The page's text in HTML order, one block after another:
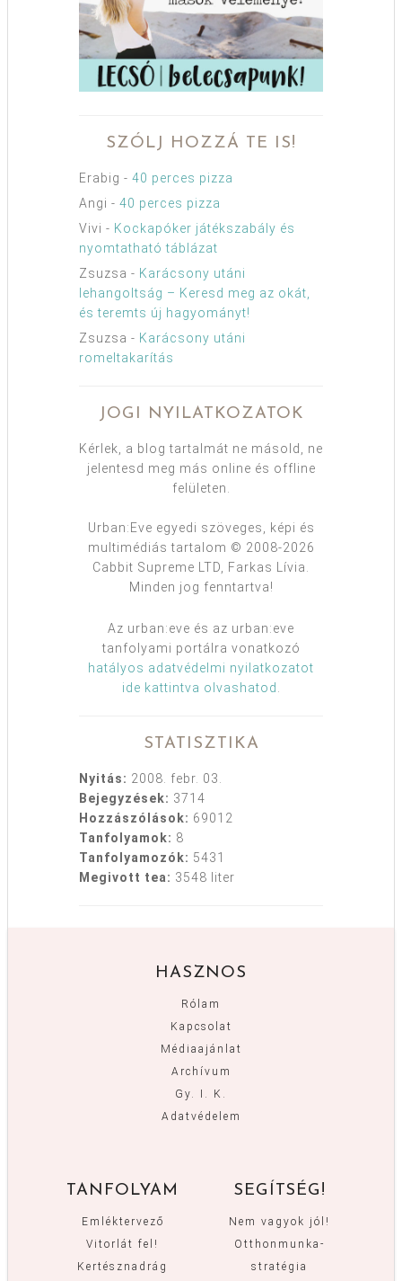
SZÓLJ HOZZÁ TE IS!
Erabig - 40 perces pizza
Angi - 40 perces pizza
Vivi - Kockapóker játékszabály és
nyomtatható táblázat
Zsuzsa - Karácsony utáni
lehangoltság – Keresd meg az okát,
és teremts új hagyományt!
Zsuzsa - Karácsony utáni
romeltakarítás
JOGI NYILATKOZATOK
Kérlek, a blog tartalmát ne másold, ne
jelentesd meg más online és offline
felületen.
Urban:Eve egyedi szöveges, képi és
multimédiás tartalom © 2008-2026
Cabbit Supreme LTD, Farkas Lívia.
Minden jog fenntartva!
Az urban:eve és az urban:eve
tanfolyami portálra vonatkozó
hatályos adatvédelmi nyilatkozatot
ide kattintva olvashatod
STATISZTIKA
Nyitás: 2008. febr. 03.
Bejegyzések: 3714
Hozzászólások: 69012
Tanfolyamok: 8
Tanfolyamozók: 5431
Megivott tea: 3548 liter
HASZNOS
Rólam
Kapcsolat
Médiaajánlat
Archívum
Gy. I. K.
Adatvédelem
TANFOLYAM
Emléktervező
Vitorlát fel!
Kertésznadrág
SEGÍTSÉG!
Nem vagyok jól!
Otthonmunka-
stratégia